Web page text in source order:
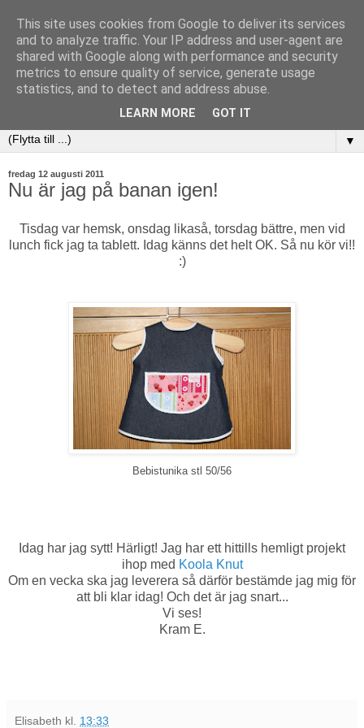
▼
fredag 12 augusti 2011
Nu är jag på banan igen!
Tisdag var hemsk, onsdag likaså, torsdag bättre, men vid
lunch fick jag ta tablett. Idag känns det helt OK. Så nu kör vi!!
:)
Bebistunika stl 50/56
Idag har jag sytt! Härligt! Jag har ett hittills hemligt projekt
ihop med Koola Knut
Om en vecka ska jag leverera så därför bestämde jag mig för
att bli klar idag! Och det är jag snart...
Vi ses!
Kram E.
Elisabeth kl. 13:33
This site uses cookies from Google to deliver its services
and to analyze traffic. Your IP address and user-agent are
shared with Google along with performance and security
metrics to ensure quality of service, generate usage
statistics, and to detect and address abuse.
LEARN MORE GOT IT